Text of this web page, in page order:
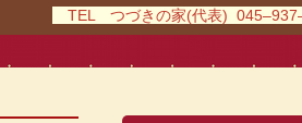
TEL つづきの家(代表)